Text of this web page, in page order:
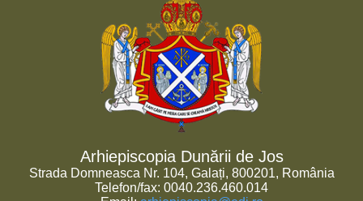
Arhiepiscopia Dunării de Jos
Strada Domneasca Nr. 104, Galați, 800201, România
Telefon/fax: 0040.236.460.014